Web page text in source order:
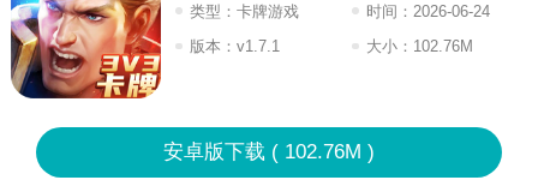
类型：卡牌游戏 时间： 2026-06-24
12:2026
版本：v1.7.1 大小： 102.76M
安卓版下载 ( 102.76M )